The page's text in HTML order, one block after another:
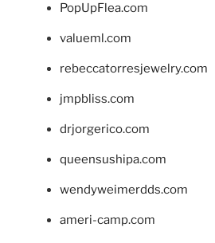
PopUpFlea.com
valueml.com
rebeccatorresjewelry.com
jmpbliss.com
drjorgerico.com
queensushipa.com
wendyweimerdds.com
ameri-camp.com